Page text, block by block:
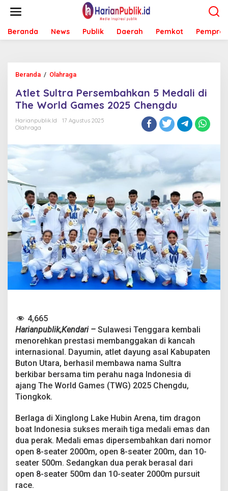
t
Beranda News Publik Daerah Pemkot Pemprov
Beranda / Olahraga
e
S
e
s
e
m
b
a
h
k
a
n
l
i
d
i
T
h
e
l
d
G
a
m
e
s
Atlet Sultra Persembahkan 5 Medali di
The World Games 2025 Chengdu
Harianpublik.id
17 Agustus 2025
Olahraga
4,665
Harianpublik,Kendari – Sulawesi Tenggara kembali
menorehkan prestasi membanggakan di kancah
internasional. Dayumin, atlet dayung asal Kabupaten
Buton Utara, berhasil membawa nama Sultra
berkibar bersama tim perahu naga Indonesia di
ajang The World Games (TWG) 2025 Chengdu,
Tiongkok.
Berlaga di Xinglong Lake Hubin Arena, tim dragon
boat Indonesia sukses meraih tiga medali emas dan
dua perak. Medali emas dipersembahkan dari nomor
open 8-seater 2000m, open 8-seater 200m, dan 10-
seater 500m. Sedangkan dua perak berasal dari
open 8-seater 500m dan 10-seater 2000m pursuit
race.